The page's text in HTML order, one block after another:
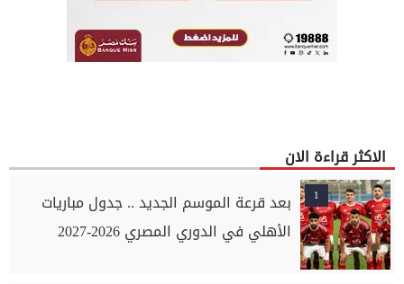
الاكثر قراءة الان
1
بعد قرعة الموسم الجديد .. جدول مباريات
الأهلي في الدوري المصري 2026-2027